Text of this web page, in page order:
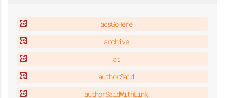
adsGoHere
archive
at
authorSaid
authorSaidWithLink